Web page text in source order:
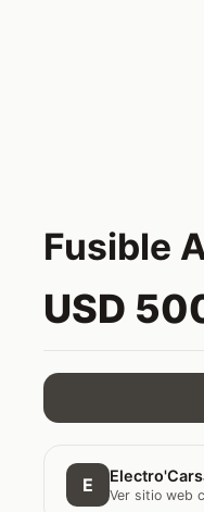
Fusible
USD
E Ver sitio web